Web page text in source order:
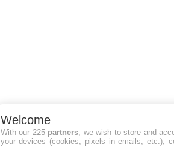
Welcome
With our 225 partners , we wish to store and
your devices (cookies, pixels in emails, etc.),